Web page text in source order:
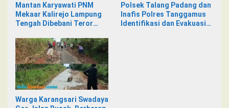
Mantan Karyawati PNM
Mekaar Kalirejo Lampung
Tengah Dibebani Teror
Intimidasi
Polsek Talang Padang dan
Inafis Polres Tanggamus
Identifikasi dan Evakuasi
Warga Karangsari Swadaya